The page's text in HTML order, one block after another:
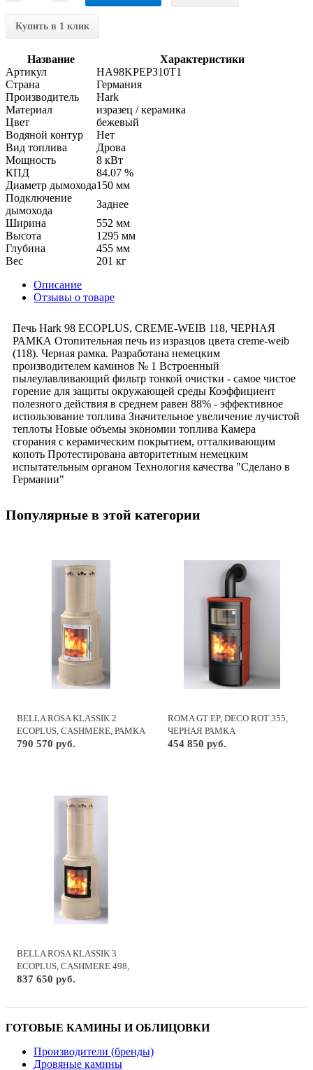
Купить в 1 клик
Название
Характеристики
Артикул
HA98KPEP310T1
Страна
Германия
Производитель
Hark
Материал
изразец / керамика
Цвет
бежевый
Водяной контур
Нет
Вид топлива
Дрова
Мощность
8 кВт
КПД
84.07 %
Диаметр дымохода150 мм
Подключение
дымохода
Заднее
Ширина
552 мм
Высота
1295 мм
Глубина
455 мм
Вес
201 кг
Описание
Отзывы о товаре
Печь Hark 98 ECOPLUS, CREME-WEIB 118, ЧЕРНАЯ
РАМКА Отопительная печь из изразцов цвета creme-weib
(118). Черная рамка. Разработана немецким
производителем каминов № 1 Встроенный
пылеулавливающий фильтр тонкой очистки - самое чистое
горение для защиты окружающей среды Коэффициент
полезного действия в среднем равен 88% - эффективное
использование топлива Значительное увеличение лучистой
теплоты Новые объемы экономии топлива Камера
сгорания с керамическим покрытием, отталкивающим
копоть Протестирована авторитетным немецким
испытательным органом Технология качества "Сделано в
Германии"
Популярные в этой категории
BELLA ROSA KLASSIK 2
ECOPLUS, CASHMERE, РАМКА
ХРОМ + КОМПЛ. ТРУБ
790 570 руб.
ROMA GT EP, DECO ROT 355,
ЧЕРНАЯ РАМКА
454 850 руб.
BELLA ROSA KLASSIK 3
ECOPLUS, CASHMERE 498,
ЧЕРНАЯ РАМКА
837 650 руб.
ГОТОВЫЕ КАМИНЫ И ОБЛИЦОВКИ
Производители (бренды)
Дровяные камины